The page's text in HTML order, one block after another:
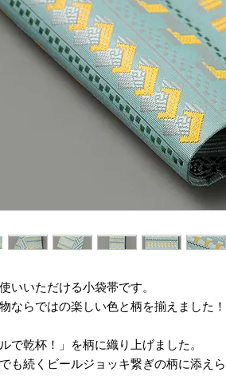
いいただける小袋帯です。
ならではの楽しい色と柄を揃えました！
ルで乾杯！」を柄に織り上げました。
も続くビールジョッキ繋ぎの柄に添え